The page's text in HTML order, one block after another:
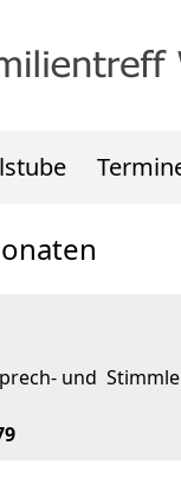
und